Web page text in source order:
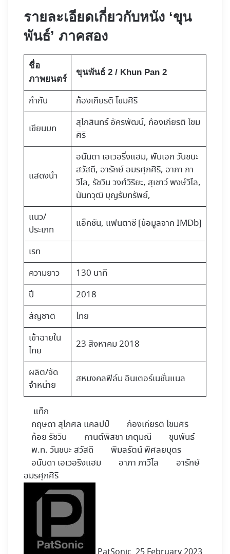
รายละเอียดเกี่ยวกับหนัง ‘ขุน
พันธ์’ ภาคสอง
ชื่อ
ภาพยนตร์
ขุนพันธ์ 2 / Khun Pan 2
กำกับ ก้องเกียรติ โขมศิริ
เขียนบท
สุโกสินทร์​ อัครพัฒน์, ก้องเกียรติ โขม
ศิริ
แสดงนำ
อนันดา เอเวอริ่งแฮม, พันเอก วันชนะ
สวัสดี, อารักษ์ อมรศุภศิริ, อาภา ภา
วิไล, รัชวิน วงศ์วิริยะ, สุเชาว์ พงษ์วิไล,
นันทวุฒิ บุญรับทรัพย์,
แนว/
ประเภท
แอ็กชัน, แฟนตาซี [ข้อมูลจาก IMDb]
เรท
ความยาว
130 นาที
ปี
2018
สัญชาติ
ไทย
เข้าฉายใน
ไทย
23 สิงหาคม 2018
ผลิต/จัด
จำหน่าย
สหมงคลฟิล์ม อินเตอร์เนชั่นแนล
แท็ก
กฤษดา สุโกศล แคลปป์
ก้องเกียรติ โขมศิริ
ก้อย รัชวิน
กานต์พิสชา เกตุมณี
ขุนพันธ์
พ.ท. วันชนะ สวัสดี
พิมลรัตน์ พิศลยบุตร
อนันดา เอเวอริงแฮม
อาภา ภาวิไล
อารักษ์
อมรศุภศิริ